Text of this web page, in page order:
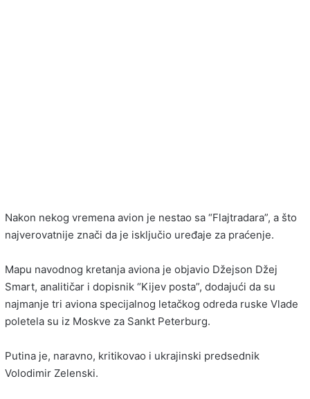
Nakon nekog vremena avion je nestao sa “Flajtradara”, a što
najverovatnije znači da je isključio uređaje za praćenje.
Mapu navodnog kretanja aviona je objavio Džejson Džej
Smart, analitičar i dopisnik “Kijev posta”, dodajući da su
najmanje tri aviona specijalnog letačkog odreda ruske Vlade
poletela su iz Moskve za Sankt Peterburg.
Putina je, naravno, kritikovao i ukrajinski predsednik
Volodimir Zelenski.